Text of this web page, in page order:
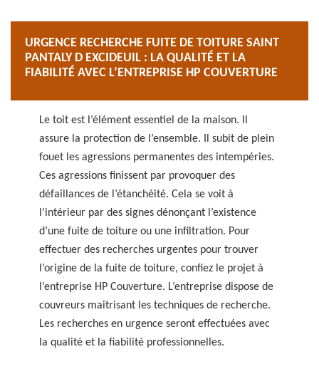
URGENCE RECHERCHE FUITE DE TOITURE SAINT
PANTALY D EXCIDEUIL : LA QUALITÉ ET LA
FIABILITÉ AVEC L’ENTREPRISE HP COUVERTURE
Le toit est l’élément essentiel de la maison. Il
assure la protection de l’ensemble. Il subit de plein
fouet les agressions permanentes des intempéries.
Ces agressions finissent par provoquer des
défaillances de l’étanchéité. Cela se voit à
l’intérieur par des signes dénonçant l’existence
d’une fuite de toiture ou une infiltration. Pour
effectuer des recherches urgentes pour trouver
l’origine de la fuite de toiture, confiez le projet à
l’entreprise HP Couverture. L’entreprise dispose de
couvreurs maitrisant les techniques de recherche.
Les recherches en urgence seront effectuées avec
la qualité et la fiabilité professionnelles.